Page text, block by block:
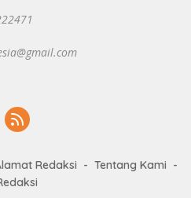
Redaksi
Tentang Kami